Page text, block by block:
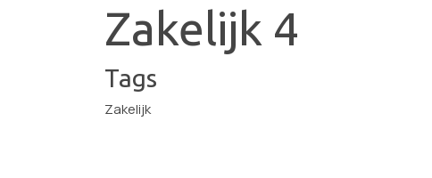
Zakelijk 4
Tags
Zakelijk